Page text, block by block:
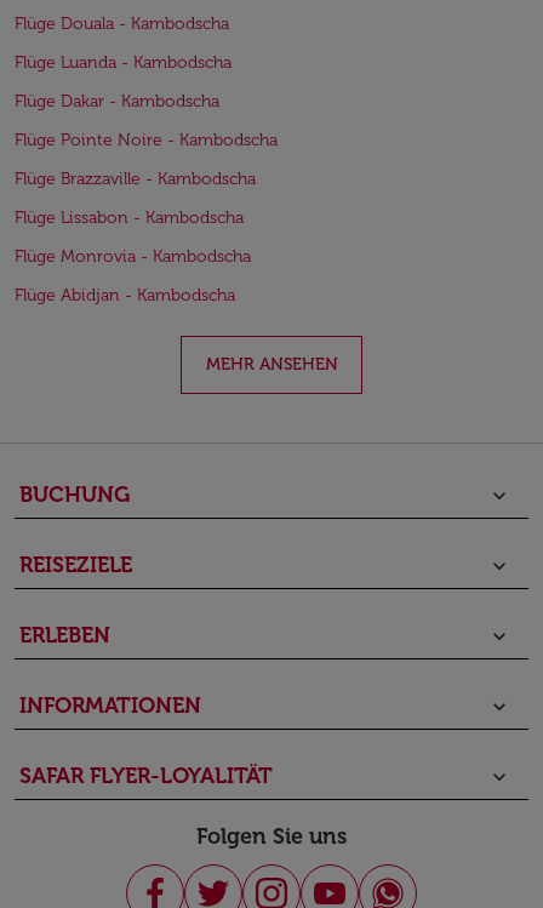
Flüge Douala - Kambodscha
Flüge Luanda - Kambodscha
Flüge Dakar - Kambodscha
Flüge Pointe Noire - Kambodscha
Flüge Brazzaville - Kambodscha
Flüge Lissabon - Kambodscha
Flüge Monrovia - Kambodscha
Flüge Abidjan - Kambodscha
MEHR ANSEHEN
BUCHUNG keyboard_arrow_down
REISEZIELE keyboard_arrow_down
ERLEBEN keyboard_arrow_down
INFORMATIONEN keyboard_arrow_down
SAFAR FLYER-LOYALITÄT keyboard_arrow_down
Folgen Sie uns